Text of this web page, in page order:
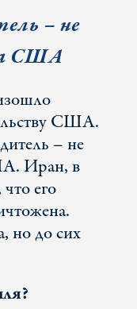
– не
а США
США.
– не
Иран, в
его
но до сих